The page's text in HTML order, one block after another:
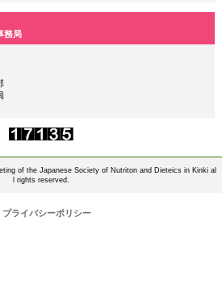
局
of the Japanese Society of Nutriton and Dieteics in Kinki al
l rights reserved.
プライバシーポリシー